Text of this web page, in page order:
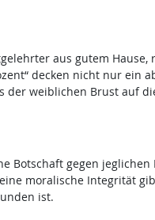
aus gutem Hause,
decken nicht nur ein
der weiblichen Brust auf
Botschaft gegen jeglichen
moralische Integrität
ist.